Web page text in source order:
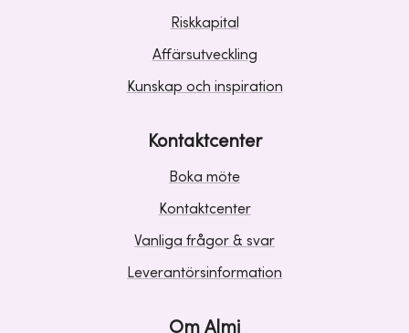
Riskkapital
Affärsutveckling
Kunskap och inspiration
Kontaktcenter
Boka möte
Kontaktcenter
Vanliga frågor & svar
Leverantörsinformation
Om Almi